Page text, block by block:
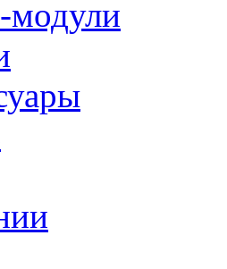
модули